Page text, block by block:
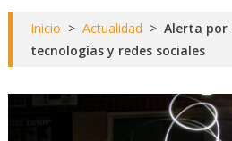
Inicio > Actualidad > Alerta por
tecnologías y redes sociales